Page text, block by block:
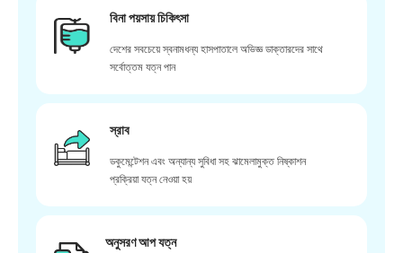
বিনা পয়সায় চিকিৎসা
দেশের সবচেয়ে স্বনামধন্য হাসপাতালে অভিজ্ঞ ডাক্তারদের সাথে
সর্বোত্তম যত্ন পান
স্রাব
ডকুমেন্টেশন এবং অন্যান্য সুবিধা সহ ঝামেলামুক্ত নিষ্কাশন
প্রক্রিয়া যত্ন নেওয়া হয়
অনুসরণ আপ যত্ন